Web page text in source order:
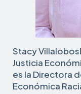
Stacy
Justicia
es la Directora
Económica